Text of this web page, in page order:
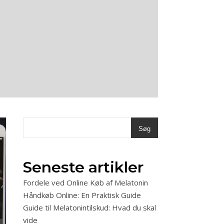
Søg
Seneste artikler
Fordele ved Online Køb af Melatonin
Håndkøb Online: En Praktisk Guide
Guide til Melatonintilskud: Hvad du skal
vide